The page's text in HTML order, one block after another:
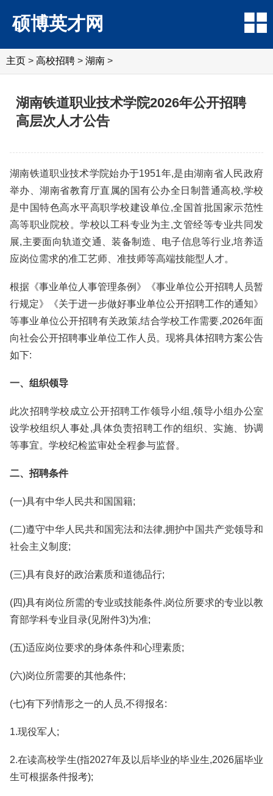
硕博英才网
主页 > 高校招聘 > 湖南 >
湖南铁道职业技术学院2026年公开招聘
高层次人才公告
湖南铁道职业技术学院始办于1951年,是由湖南省人民政府
举办、湖南省教育厅直属的国有公办全日制普通高校,学校
是中国特色高水平高职学校建设单位,全国首批国家示范性
高等职业院校。学校以工科专业为主,文管经等专业共同发
展,主要面向轨道交通、装备制造、电子信息等行业,培养适
应岗位需求的准工艺师、准技师等高端技能型人才。
根据《事业单位人事管理条例》《事业单位公开招聘人员暂
行规定》《关于进一步做好事业单位公开招聘工作的通知》
等事业单位公开招聘有关政策,结合学校工作需要,2026年面
向社会公开招聘事业单位工作人员。现将具体招聘方案公告
如下:
一、组织领导
此次招聘学校成立公开招聘工作领导小组,领导小组办公室
设学校组织人事处,具体负责招聘工作的组织、实施、协调
等事宜。学校纪检监审处全程参与监督。
二、招聘条件
(一)具有中华人民共和国国籍;
(二)遵守中华人民共和国宪法和法律,拥护中国共产党领导和
社会主义制度;
(三)具有良好的政治素质和道德品行;
(四)具有岗位所需的专业或技能条件,岗位所要求的专业以教
育部学科专业目录(见附件3)为准;
(五)适应岗位要求的身体条件和心理素质;
(六)岗位所需要的其他条件;
(七)有下列情形之一的人员,不得报名:
1.现役军人;
2.在读高校学生(指2027年及以后毕业的毕业生,2026届毕业
生可根据条件报考);